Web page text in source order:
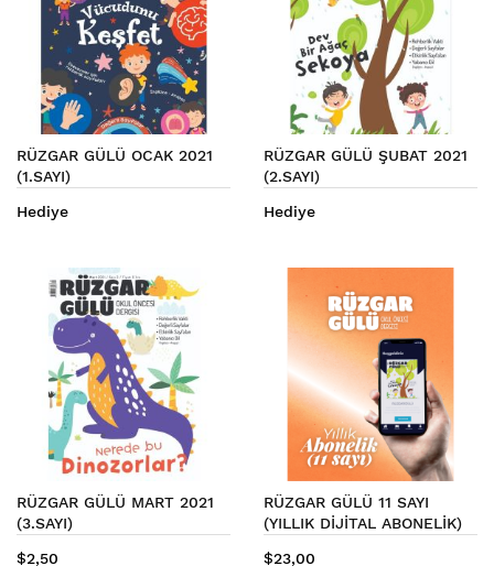
RÜZGAR GÜLÜ OCAK 2021
(1.SAYI)
Hediye
RÜZGAR GÜLÜ ŞUBAT 2021
(2.SAYI)
Hediye
RÜZGAR GÜLÜ MART 2021
(3.SAYI)
$2,50
RÜZGAR GÜLÜ 11 SAYI
(YILLIK DİJİTAL ABONELİK)
$23,00